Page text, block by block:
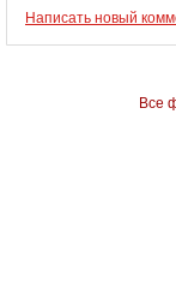
Написать новый
Все